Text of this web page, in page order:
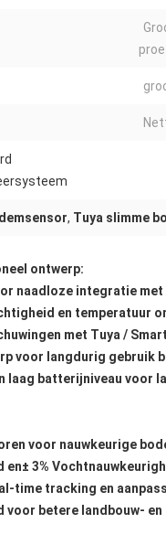
, Tuya slimme
ontwerp:
naadloze integratie
en temperatuur
met Tuya /
voor langdurig gebruik
laag batterijniveau voor
voor nauwkeurige
en± 3%
time tracking en
betere landbouw-